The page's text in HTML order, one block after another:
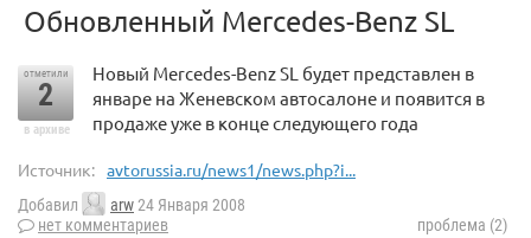
Oбновленный Mercedes-Benz SL
отметили
2
в архиве
Новый Mercedes-Benz SL будет представлен в
январе на Женевском автосалоне и появится в
продаже уже в конце следующего года
Источник: avtorussia.ru/news1/news.php?i...
Добавил arw24 Января 2008
нет комментариев
проблема (2)